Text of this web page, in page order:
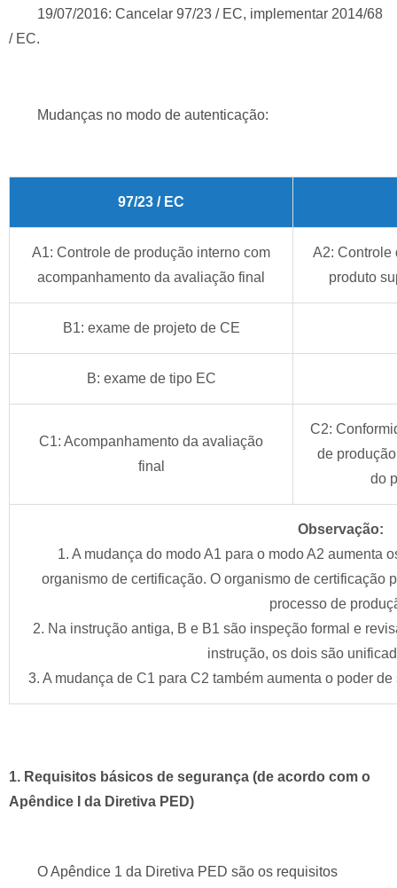
19/07/2016: Cancelar 97/23 / EC, implementar 2014/68
/ EC.
Mudanças no modo de autenticação:
97/23 / EC
A1: Controle de produção interno com
acompanhamento da avaliação final
A2: Controle
produto
B1: exame de projeto de CE
B: exame de tipo EC
C1: Acompanhamento da avaliação
final
C2:
de
do
Observação:
1. A mudança do modo A1 para o modo A2 aumenta
organismo de certificação. O organismo de certificação
processo de
2. Na instrução antiga, B e B1 são inspeção formal e
instrução, os dois são
3. A mudança de C1 para C2 também aumenta o poder
1. Requisitos básicos de segurança (de acordo com o
Apêndice I da Diretiva PED)
O Apêndice 1 da Diretiva PED são os requisitos